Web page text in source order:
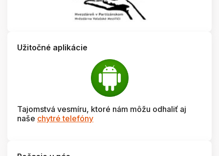
Užitočné aplikácie
Tajomstvá vesmíru, ktoré nám môžu odhaliť aj
naše chytré telefóny